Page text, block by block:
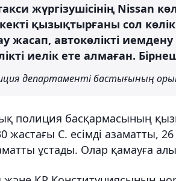
жүргізушісінің Nissan
қызықтырғаны сол көлік
автокөлікті иемдену
иелік ете алмаған.
департаменті бастығының
полиция басқармасының
С. есімді азаматты,
ұстады. Олар қамауға